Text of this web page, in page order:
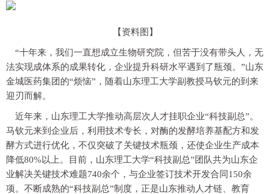
【资料图】
“十年来，我们一直想成立生物研究院，但苦于没有带头人，无
法实现成体系的成果转化，企业提升科研水平遇到了瓶颈。”山东
金城医药集团的“烦恼”，随着山东理工大学副教授马钦元的到来
迎刃而解。
近年来，山东理工大学推动高层次人才挂职企业“科技副总”。
马钦元来到企业后，利用技术专长，对酶的发酵培养基配方和发
酵方式进行优化，不仅突破了关键技术瓶颈，还使企业生产成本
降低80%以上。目前，山东理工大学“科技副总”团队共为山东企
业解决关键技术难题740余个，与企业签订技术开发合同150余
项。不断成熟的“科技副总”制度，正是山东推动人才链、教育